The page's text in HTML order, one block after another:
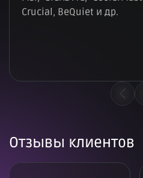
Crucial, BeQuiet и др.
Отзывы клиентов